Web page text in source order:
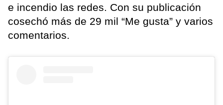
e incendio las redes. Con su publicación
cosechó más de 29 mil “Me gusta” y varios
comentarios.